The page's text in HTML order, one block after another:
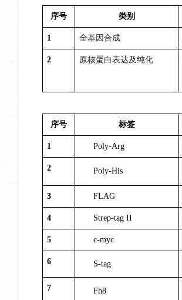
序号 类别
1 全基因合成
2 原核蛋白表达及纯化
序号 标签
1 Poly-Arg
2 Poly-His
3 FLAG
4 Strep-tag II
5 c-myc
6 S-tag
7 Fh8